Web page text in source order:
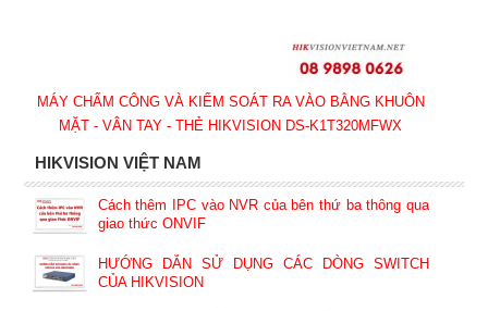
MÁY CHẤM CÔNG VÀ KIỂM SOÁT RA VÀO BẰNG KHUÔN
MẶT - VÂN TAY - THẺ HIKVISION DS-K1T320MFWX
HIKVISION VIỆT NAM
Cách thêm IPC vào NVR của bên thứ ba thông qua
giao thức ONVIF
HƯỚNG DẪN SỬ DỤNG CÁC DÒNG SWITCH
CỦA HIKVISION